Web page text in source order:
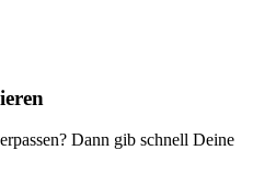
Dann gib schnell Deine